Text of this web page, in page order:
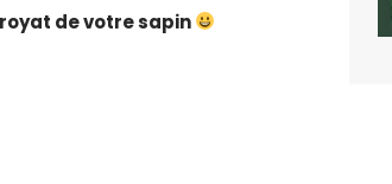
de votre sapin